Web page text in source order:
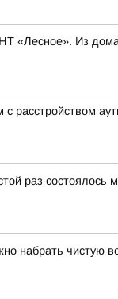
«Лесное». Из
расстройством
раз состоялось
набрать чистую